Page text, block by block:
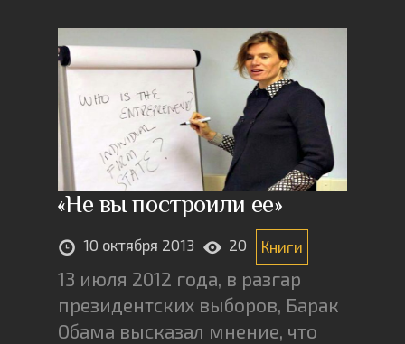
«Не вы построили ее»
10 октября 2013 20 Книги
13 июля 2012 года, в разгар
президентских выборов, Барак
Обама высказал мнение, что